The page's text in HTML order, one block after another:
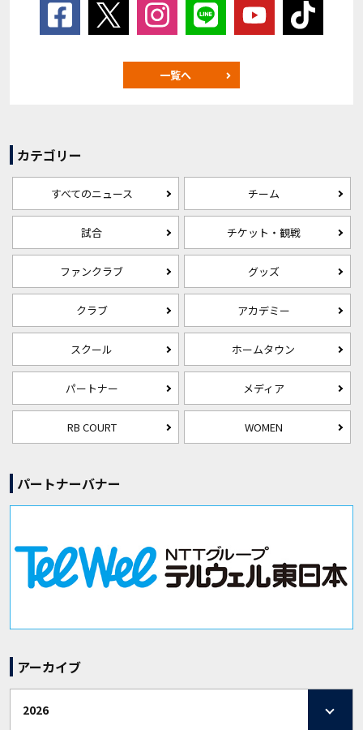
一覧へ
カテゴリー
すべてのニュース チーム
試合 チケット・観戦
ファンクラブ グッズ
クラブ アカデミー
スクール ホームタウン
パートナー メディア
RB COURT WOMEN
パートナーバナー
アーカイブ
2026